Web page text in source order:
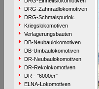
DRG-Zahnradlokomotiven
DRG-Schmalspurlok.
Kriegslokomotiven
Verlagerungsbauten
DB-Neubaulokomotiven
DB-Umbaulokomotiven
DR-Neubaulokomotiven
DR-Rekolokomotiven
DR - "6000er"
ELNA-Lokomotiven